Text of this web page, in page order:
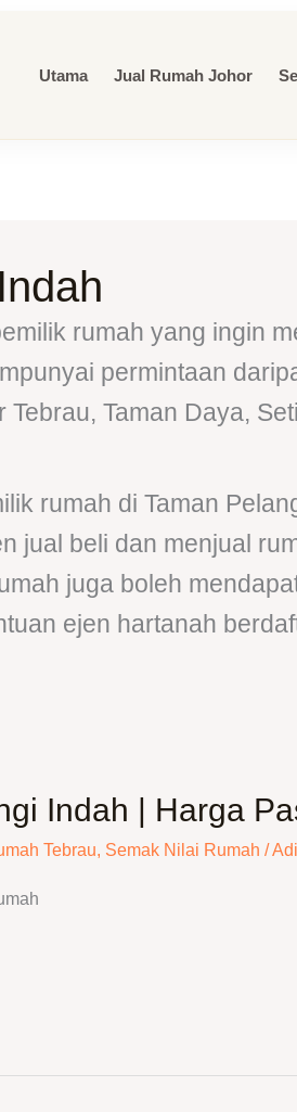
Utama Jual Rumah Johor
rumah yang ingin
permintaan
Taman Daya,
rumah di Taman
jual beli dan menjual
juga boleh
ejen hartanah
Indah | Harga
Tebrau, Semak Nilai Rumah /